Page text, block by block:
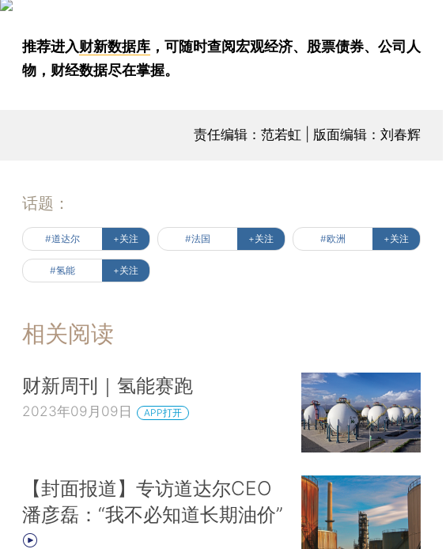
推荐进入财新数据库 ，可随时查阅宏观经济、股票债券、公司人
物，财经数据尽在掌握。
责任编辑：范若虹 | 版面编辑：刘春辉
话题：
#道达尔 +关注 #法国 +关注 #欧洲 +关注
#氢能 +关注
相关阅读
财新周刊｜氢能赛跑
2023年09月09日 APP打开
【封面报道】专访道达尔CEO
潘彦磊：“我不必知道长期油价”